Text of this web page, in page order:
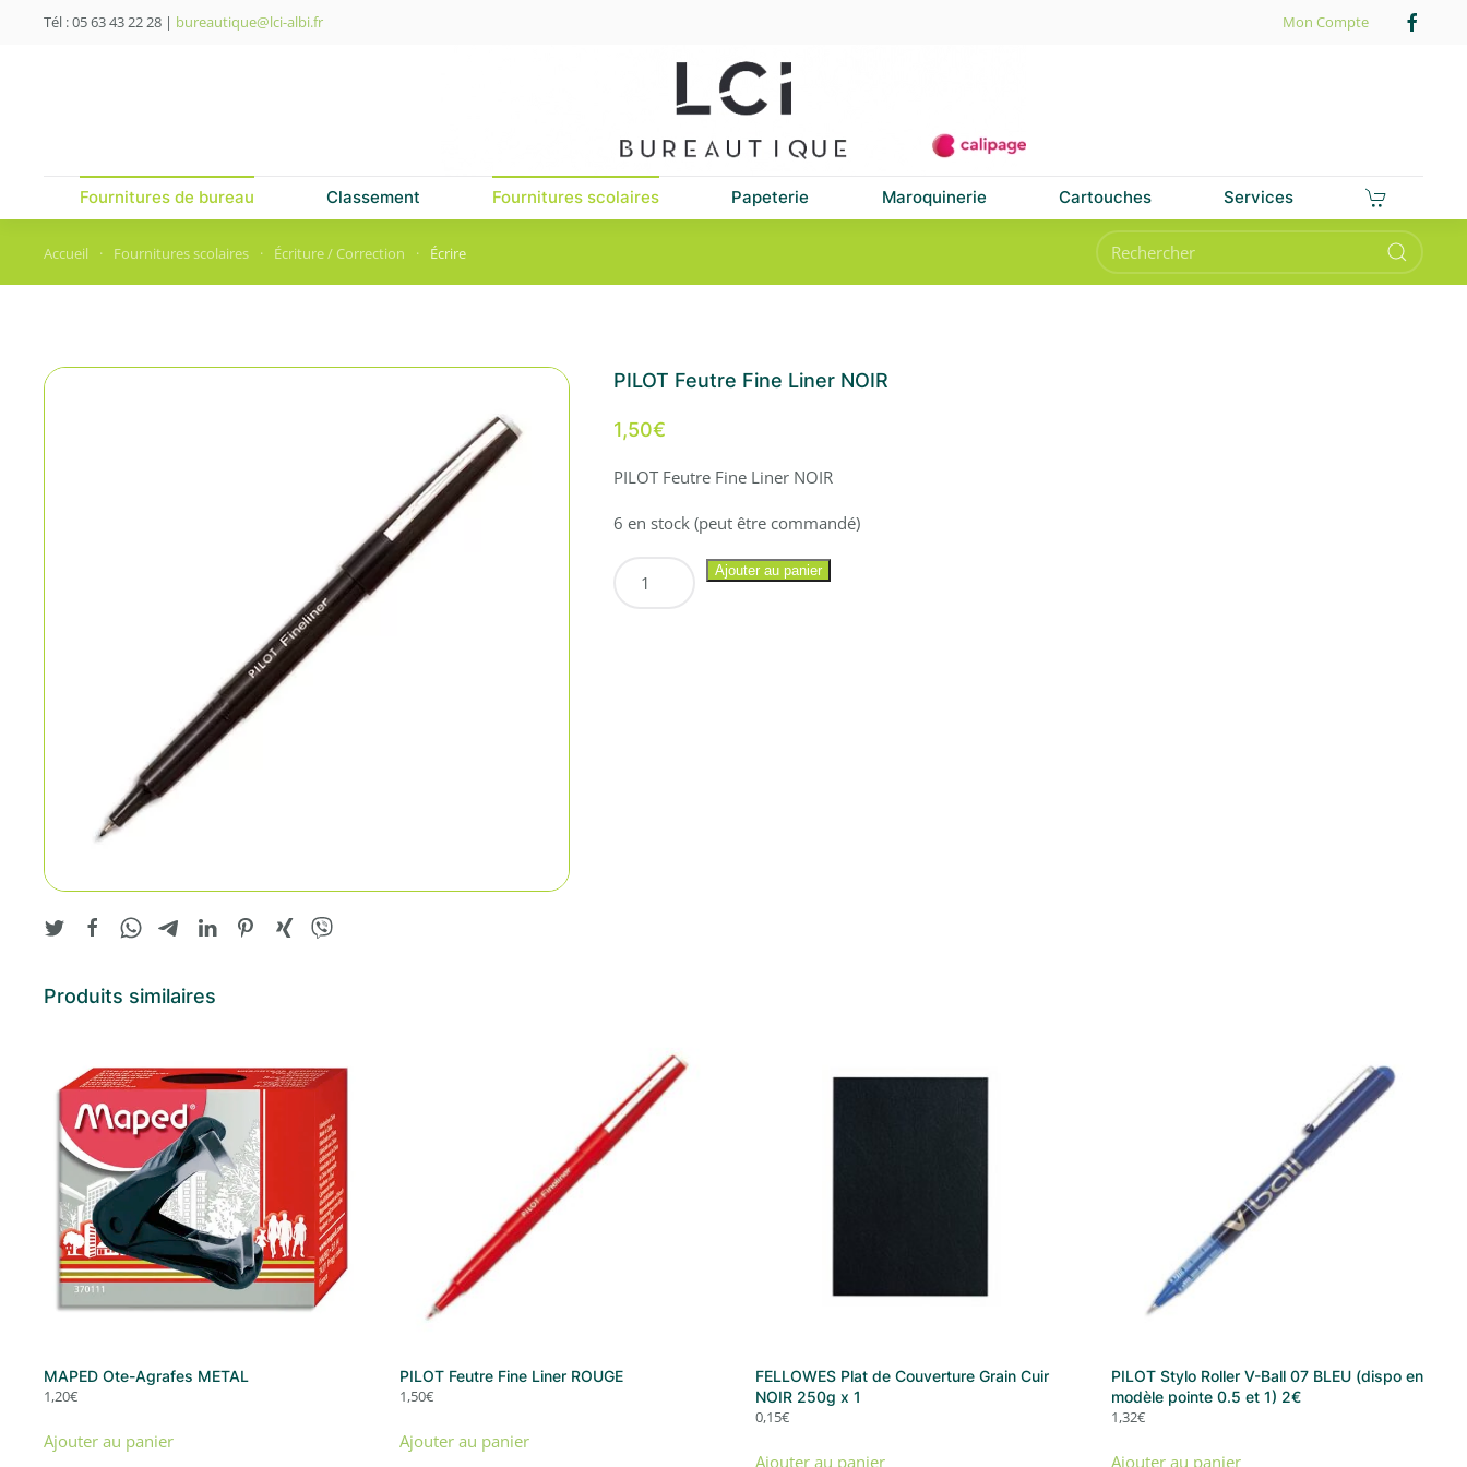
Tél : 05 63 43 22 28 | bureautique@lci-albi.fr Mon Compte
Fournitures de bureau Classement Fournitures scolaires Papeterie Maroquinerie Cartouches Services
Accueil Fournitures scolaires Écriture / Correction Écrire
PILOT Feutre Fine Liner NOIR
1,50€
PILOT Feutre Fine Liner NOIR
6 en stock (peut être commandé)
Ajouter au panier
Produits similaires
MAPED Ote-Agrafes METAL
1,20€
Ajouter au panier
PILOT Feutre Fine Liner ROUGE
1,50€
Ajouter au panier
FELLOWES Plat de Couverture Grain Cuir
NOIR 250g x 1
0,15€
Ajouter au panier
PILOT Stylo Roller V-Ball 07 BLEU (dispo en
modèle pointe 0.5 et 1) 2€
1,32€
Ajouter au panier